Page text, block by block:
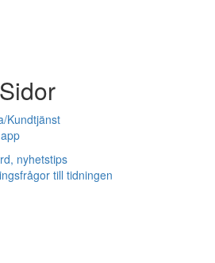
Kundtjänst
nyhetstips
till tidningen